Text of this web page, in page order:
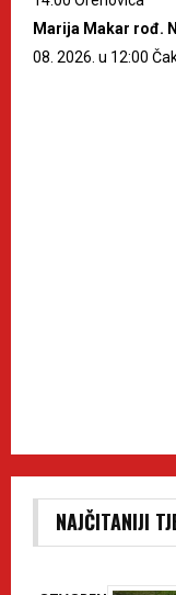
Marija Makar rođ.
08. 2026. u 12:00
NAJČITANIJI